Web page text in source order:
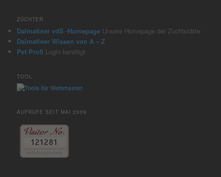
ZÜCHTER
Dalmatiner vdS -Homepage Unsere Homepage der Zuchtstätte
Dalmatiner Wissen von A – Z
Pet Profi Login benötigt
TOOL
AUFRUFE SEIT MAI 2009